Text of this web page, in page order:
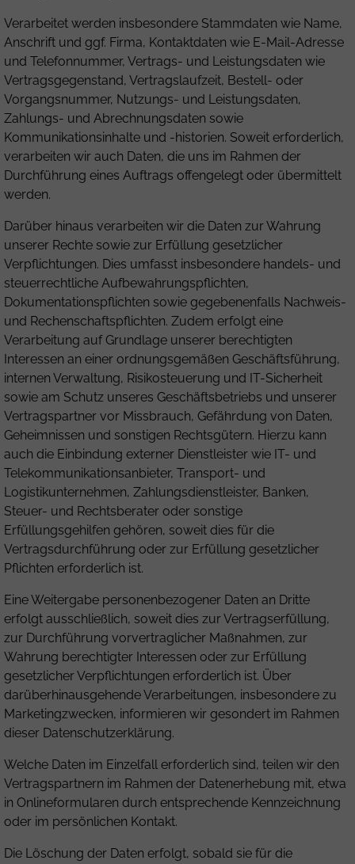
Verarbeitet werden insbesondere Stammdaten wie Name,
Anschrift und ggf. Firma, Kontaktdaten wie E-Mail-Adresse
und Telefonnummer, Vertrags- und Leistungsdaten wie
Vertragsgegenstand, Vertragslaufzeit, Bestell- oder
Vorgangsnummer, Nutzungs- und Leistungsdaten,
Zahlungs- und Abrechnungsdaten sowie
Kommunikationsinhalte und -historien. Soweit erforderlich,
verarbeiten wir auch Daten, die uns im Rahmen der
Durchführung eines Auftrags offengelegt oder übermittelt
werden.
Darüber hinaus verarbeiten wir die Daten zur Wahrung
unserer Rechte sowie zur Erfüllung gesetzlicher
Verpflichtungen. Dies umfasst insbesondere handels- und
steuerrechtliche Aufbewahrungspflichten,
Dokumentationspflichten sowie gegebenenfalls Nachweis-
und Rechenschaftspflichten. Zudem erfolgt eine
Verarbeitung auf Grundlage unserer berechtigten
Interessen an einer ordnungsgemäßen Geschäftsführung,
internen Verwaltung, Risikosteuerung und IT-Sicherheit
sowie am Schutz unseres Geschäftsbetriebs und unserer
Vertragspartner vor Missbrauch, Gefährdung von Daten,
Geheimnissen und sonstigen Rechtsgütern. Hierzu kann
auch die Einbindung externer Dienstleister wie IT- und
Telekommunikationsanbieter, Transport- und
Logistikunternehmen, Zahlungsdienstleister, Banken,
Steuer- und Rechtsberater oder sonstige
Erfüllungsgehilfen gehören, soweit dies für die
Vertragsdurchführung oder zur Erfüllung gesetzlicher
Pflichten erforderlich ist.
Eine Weitergabe personenbezogener Daten an Dritte
erfolgt ausschließlich, soweit dies zur Vertragserfüllung,
zur Durchführung vorvertraglicher Maßnahmen, zur
Wahrung berechtigter Interessen oder zur Erfüllung
gesetzlicher Verpflichtungen erforderlich ist. Über
darüberhinausgehende Verarbeitungen, insbesondere zu
Marketingzwecken, informieren wir gesondert im Rahmen
dieser Datenschutzerklärung.
Welche Daten im Einzelfall erforderlich sind, teilen wir den
Vertragspartnern im Rahmen der Datenerhebung mit, etwa
in Onlineformularen durch entsprechende Kennzeichnung
oder im persönlichen Kontakt.
Die Löschung der Daten erfolgt, sobald sie für die